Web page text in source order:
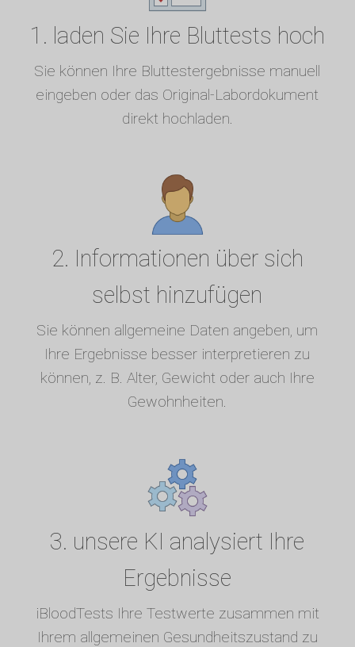
1. laden Sie Ihre Bluttests hoch
Sie können Ihre Bluttestergebnisse manuell
eingeben oder das Original-Labordokument
direkt hochladen.
2. Informationen über sich
selbst hinzufügen
Sie können allgemeine Daten angeben, um
Ihre Ergebnisse besser interpretieren zu
können, z. B. Alter, Gewicht oder auch Ihre
Gewohnheiten.
3. unsere KI analysiert Ihre
Ergebnisse
iBloodTests Ihre Testwerte zusammen mit
Ihrem allgemeinen Gesundheitszustand zu